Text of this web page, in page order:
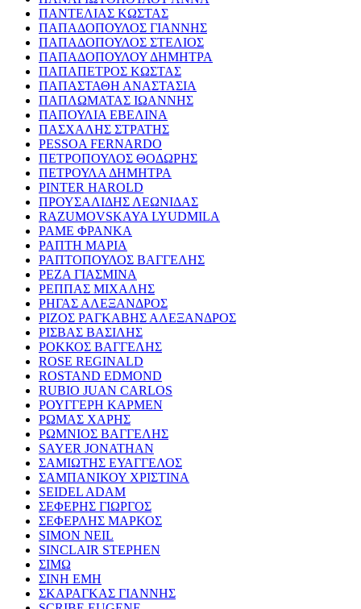
ΠΑΝΤΕΛΙΑΣ ΚΩΣΤΑΣ
ΠΑΠΑΔΟΠΟΥΛΟΣ ΓΙΑΝΝΗΣ
ΠΑΠΑΔΟΠΟΥΛΟΣ ΣΤΕΛΙΟΣ
ΠΑΠΑΔΟΠΟΥΛΟΥ ΔΗΜΗΤΡΑ
ΠΑΠΑΠΕΤΡΟΣ ΚΩΣΤΑΣ
ΠΑΠΑΣΤΑΘΗ ΑΝΑΣΤΑΣΙΑ
ΠΑΠΛΩΜΑΤΑΣ ΙΩΑΝΝΗΣ
ΠΑΠΟΥΛΙΑ ΕΒΕΛΙΝΑ
ΠΑΣΧΑΛΗΣ ΣΤΡΑΤΗΣ
PESSOA FERNARDO
ΠΕΤΡΟΠΟΥΛΟΣ ΘΟΔΩΡΗΣ
ΠΕΤΡΟΥΛΑ ΔΗΜΗΤΡΑ
PINTER HAROLD
ΠΡΟΥΣΑΛΙΔΗΣ ΛΕΩΝΙΔΑΣ
RAZUMOVSKAYA LYUDMILA
ΡΑΜΕ ΦΡΑΝΚΑ
ΡΑΠΤΗ ΜΑΡΙΑ
ΡΑΠΤΟΠΟΥΛΟΣ ΒΑΓΓΕΛΗΣ
ΡΕΖΑ ΓΙΑΣΜΙΝΑ
ΡΕΠΠΑΣ ΜΙΧΑΛΗΣ
ΡΗΓΑΣ ΑΛΕΞΑΝΔΡΟΣ
ΡΙΖΟΣ ΡΑΓΚΑΒΗΣ ΑΛΕΞΑΝΔΡΟΣ
ΡΙΣΒΑΣ ΒΑΣΙΛΗΣ
ΡΟΚΚΟΣ ΒΑΓΓΕΛΗΣ
ROSE REGINALD
ROSTAND EDMOND
RUBIO JUAN CARLOS
ΡΟΥΓΓΕΡΗ ΚΑΡΜΕΝ
ΡΩΜΑΣ ΧΑΡΗΣ
ΡΩΜΝΙΟΣ ΒΑΓΓΕΛΗΣ
SAYER JONATHAN
ΣΑΜΙΩΤΗΣ ΕΥΑΓΓΕΛΟΣ
ΣΑΜΠΑΝΙΚΟΥ ΧΡΙΣΤΙΝΑ
SEIDEL ADAM
ΣΕΦΕΡΗΣ ΓΙΩΡΓΟΣ
ΣΕΦΕΡΛΗΣ ΜΑΡΚΟΣ
SIMON NEIL
SINCLAIR STEPHEN
ΣΙΜΩ
ΣΙΝΗ ΕΜΗ
ΣΚΑΡΑΓΚΑΣ ΓΙΑΝΝΗΣ